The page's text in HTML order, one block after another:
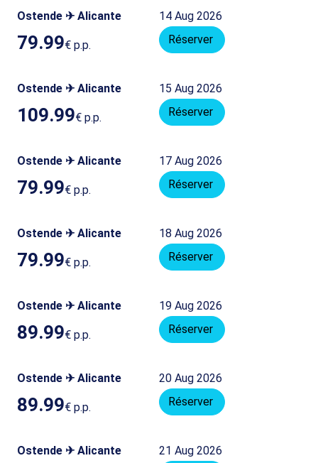
Ostende ✈ Alicante 14 Aug 2026
79.99€ p.p. Réserver
Ostende ✈ Alicante 15 Aug 2026
109.99€ p.p. Réserver
Ostende ✈ Alicante 17 Aug 2026
79.99€ p.p. Réserver
Ostende ✈ Alicante 18 Aug 2026
79.99€ p.p. Réserver
Ostende ✈ Alicante 19 Aug 2026
89.99€ p.p. Réserver
Ostende ✈ Alicante 20 Aug 2026
89.99€ p.p. Réserver
Ostende ✈ Alicante 21 Aug 2026